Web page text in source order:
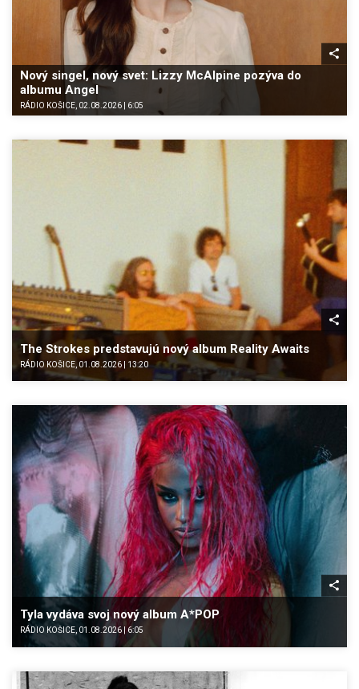
Nový singel, nový svet: Lizzy McAlpine pozýva do
albumu Angel
RÁDIO KOŠICE, 02.08.2026 | 6:05
The Strokes predstavujú nový album Reality Awaits
RÁDIO KOŠICE, 01.08.2026 | 13:20
Tyla vydáva svoj nový album A*POP
RÁDIO KOŠICE, 01.08.2026 | 6:05